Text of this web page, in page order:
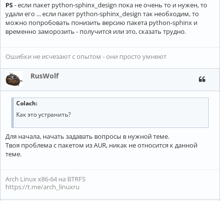
PS- если пакет python-sphinx_design пока не очень то и нужен, то
удали его ... если пакет python-sphinx_design так необходим, то
можно попробовать понизить версию пакета python-sphinx и
временно заморозить - получится или это, сказать трудно.
Ошибки не исчезают с опытом - они просто умнеют
RusWolf
Colach:
Как это устранить?
Для начала, начать задавать вопросы в нужной теме.
Твоя проблема с пакетом из AUR, никак не относится к данной
теме.
Arch Linux x86-64 на BTRFS
https://t.me/arch_linuxru